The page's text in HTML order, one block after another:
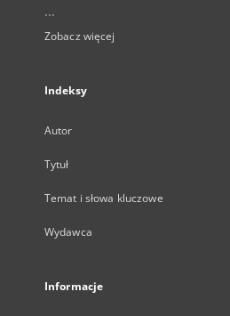
...
Zobacz więcej
Indeksy
Autor
Tytuł
Temat i słowa kluczowe
Wydawca
Informacje